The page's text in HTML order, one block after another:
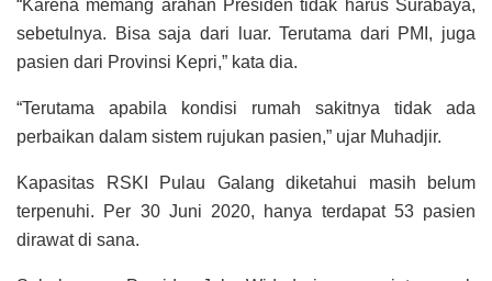
“Karena memang arahan Presiden tidak harus Surabaya,
sebetulnya. Bisa saja dari luar. Terutama dari PMI, juga
pasien dari Provinsi Kepri,” kata dia.
“Terutama apabila kondisi rumah sakitnya tidak ada
perbaikan dalam sistem rujukan pasien,” ujar Muhadjir.
Kapasitas RSKI Pulau Galang diketahui masih belum
terpenuhi. Per 30 Juni 2020, hanya terdapat 53 pasien
dirawat di sana.